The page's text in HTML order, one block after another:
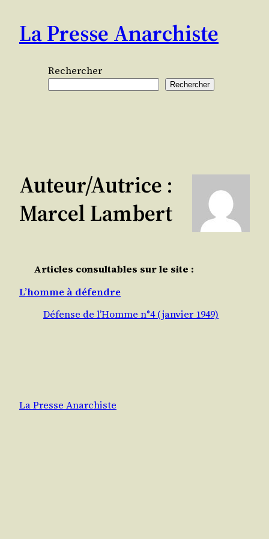
contenu
La Presse Anarchiste
Rechercher
Rechercher
Auteur/autrice :
Marcel Lambert
Articles consultables sur le site :
L’homme à défendre
Défense de l’Homme n°4 (janvier 1949)
La Presse Anarchiste